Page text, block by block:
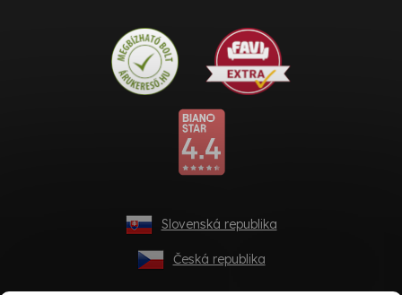
Slovenská republika
Česká republika